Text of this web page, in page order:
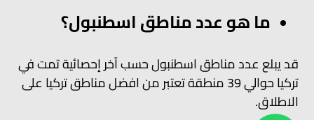
ما هو عدد مناطق اسطنبول؟
قد يبلع عدد مناطق اسطنبول حسب آخر إحصائية تمت في
تركيا حوالي 39 منطقة تعتبر من افضل مناطق تركيا على
الاطلاق.